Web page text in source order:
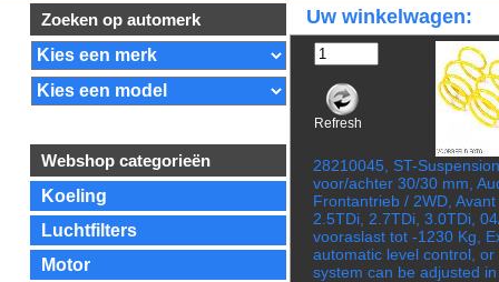
Zoeken op automerk
Webshop categorieën
Koeling
Luchtfilters
Motor
Uw winkelwagen:
Refresh
28210045, ST-
voor/achter 30/30 mm,
Frontantrieb / 2WD,
2.5TDi, 2.7TDi, 3.0TDi,
vooraslast tot -1230 Kg,
automatic level control,
system can be adjusted